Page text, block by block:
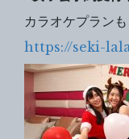
カラオケプラン
https://seki-